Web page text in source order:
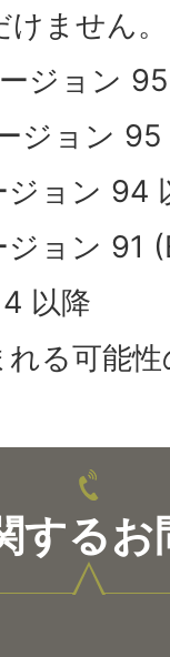
ません。
ジョン
ジョン 95
ジョン 94
ョン 91
以降
れる可能
するお